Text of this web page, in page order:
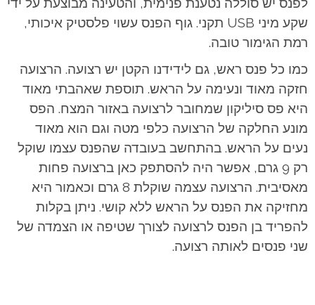
שקע מיני USB תקני. גוף הפנס עשוי פלסטיק איכותי,
רמת הגימור טובה.
כמו כל פנס ראש, גם לידידנו הקטן יש רצועה. הרצועה
חזקה מאוד ונעימה על הראש. תוספת שאהבתי מאוד
היא פס סיליקון שמחובר לרצועה באזור המצח. הפס
מונע החלקה של הרצועה כלפי מטה וגם הוא מאוד
נעים על הראש. בהתחשב בעובדה שהפנס עצמו שוקל
רק 9 גרם, אפשר היה להסתפק כאן ברצועה פחות
מאסיבית. הרצועה עצמה שוקלת 8 גרם וכאמור היא
מחזיקה את הפנס על הראש ללא קושי. ניתן בקלות
להפריד בן הפנס לרצועה לצורך שטיפה או הצמדה של
שני פנסים לאותה רצועה.